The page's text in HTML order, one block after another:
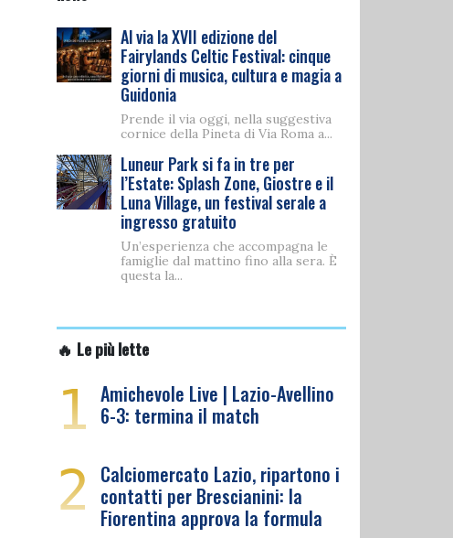
Al via la XVII edizione del
Fairylands Celtic Festival: cinque
giorni di musica, cultura e magia a
Guidonia
Prende il via oggi, nella suggestiva
cornice della Pineta di Via Roma a...
Luneur Park si fa in tre per
l’Estate: Splash Zone, Giostre e il
Luna Village, un festival serale a
ingresso gratuito
Un’esperienza che accompagna le
famiglie dal mattino fino alla sera. È
questa la...
🔥 Le più lette
1 Amichevole Live | Lazio-Avellino
6-3: termina il match
2 Calciomercato Lazio, ripartono i
contatti per Brescianini: la
Fiorentina approva la formula